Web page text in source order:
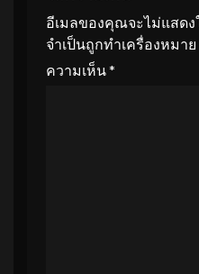
อีเมลของคุณจะไม่แสด
จำเป็นถูกทำเครื่องหมาย
ความเห็น*